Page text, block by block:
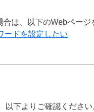
は、以下のWebペー
ードを設定したい
下よりご確認ください